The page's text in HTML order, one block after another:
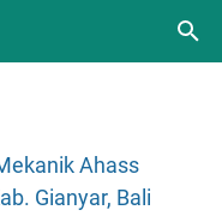
Ahass
Gianyar, Bali